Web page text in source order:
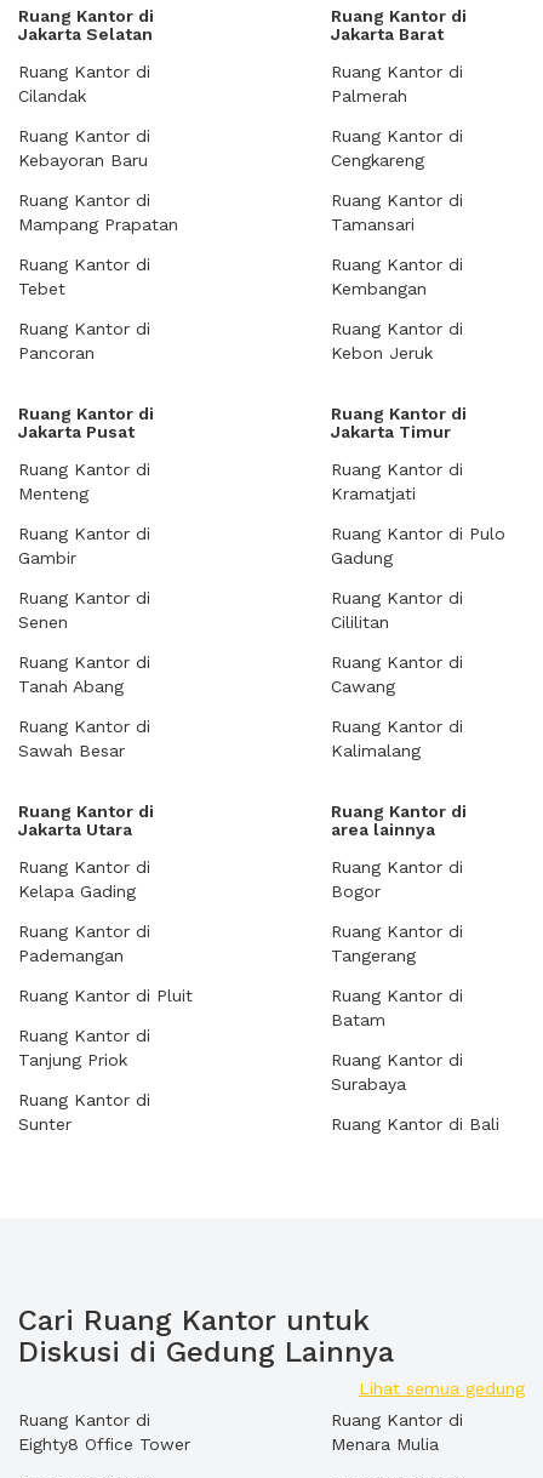
Ruang Kantor di
Jakarta Selatan
Ruang Kantor di
Cilandak
Ruang Kantor di
Kebayoran Baru
Ruang Kantor di
Mampang Prapatan
Ruang Kantor di
Tebet
Ruang Kantor di
Pancoran
Ruang Kantor di
Jakarta Barat
Ruang Kantor di
Palmerah
Ruang Kantor di
Cengkareng
Ruang Kantor di
Tamansari
Ruang Kantor di
Kembangan
Ruang Kantor di
Kebon Jeruk
Ruang Kantor di
Jakarta Pusat
Ruang Kantor di
Menteng
Ruang Kantor di
Gambir
Ruang Kantor di
Senen
Ruang Kantor di
Tanah Abang
Ruang Kantor di
Sawah Besar
Ruang Kantor di
Jakarta Timur
Ruang Kantor di
Kramatjati
Ruang Kantor di Pulo
Gadung
Ruang Kantor di
Cililitan
Ruang Kantor di
Cawang
Ruang Kantor di
Kalimalang
Ruang Kantor di
Jakarta Utara
Ruang Kantor di
Kelapa Gading
Ruang Kantor di
Pademangan
Ruang Kantor di Pluit
Ruang Kantor di
Tanjung Priok
Ruang Kantor di
Sunter
Ruang Kantor di
area lainnya
Ruang Kantor di
Bogor
Ruang Kantor di
Tangerang
Ruang Kantor di
Batam
Ruang Kantor di
Surabaya
Ruang Kantor di Bali
Cari Ruang Kantor untuk
Diskusi di Gedung Lainnya
Lihat semua gedung
Ruang Kantor di
Eighty8 Office Tower
Ruang Kantor di
Menara Mulia